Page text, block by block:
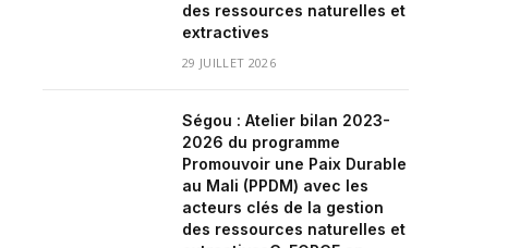
des ressources naturelles et
extractives
29 JUILLET 2026
Ségou : Atelier bilan 2023-
2026 du programme
Promouvoir une Paix Durable
au Mali (PPDM) avec les
acteurs clés de la gestion
des ressources naturelles et